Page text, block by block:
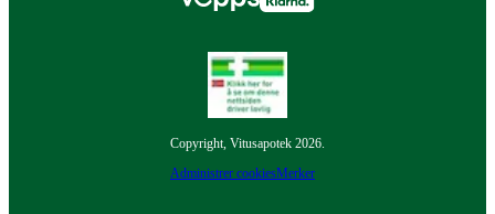
Copyright, Vitusapotek 2026.
Administrer cookiesMerker